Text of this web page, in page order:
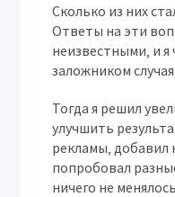
Сколько из них
Ответы на эти
неизвестными‚ и я
заложником случая.
Тогда я решил
улучшить
рекламы‚ добавил
попробовал
ничего не